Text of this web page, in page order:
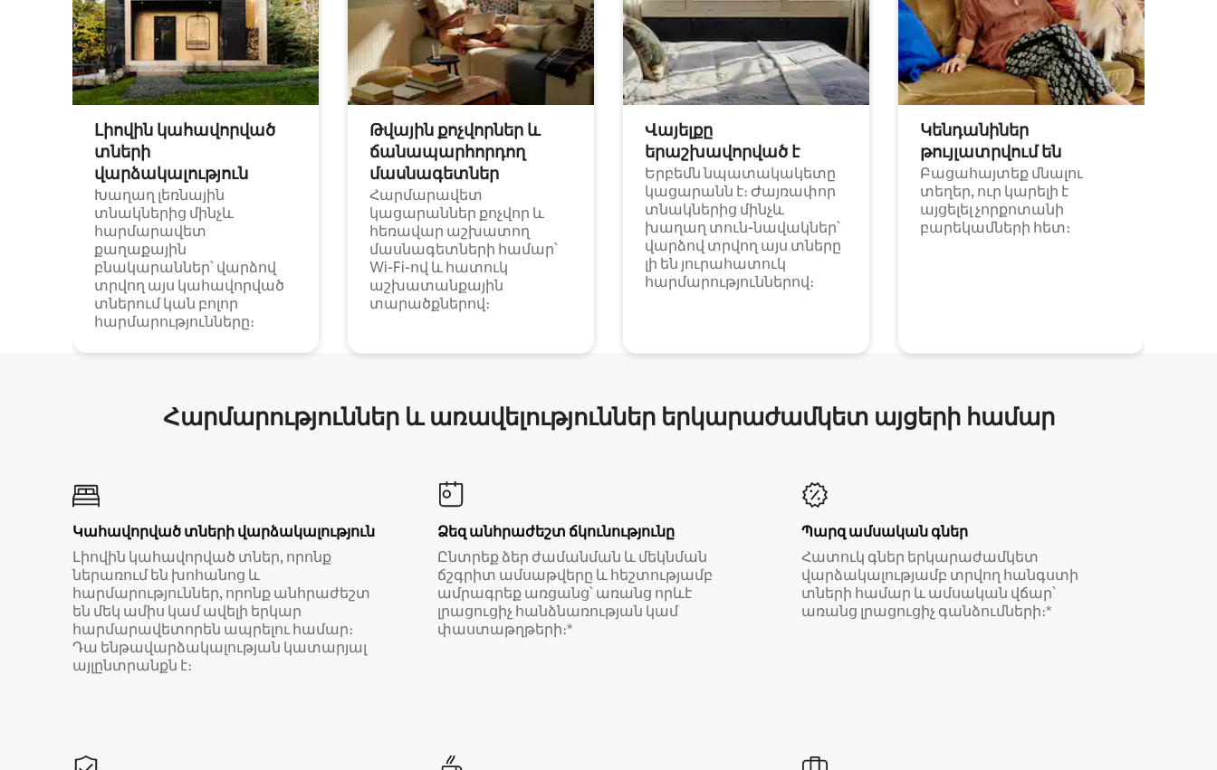
Լիովին կահավորված
տների
վարձակալություն
Խաղաղ լեռնային
տնակներից մինչև
հարմարավետ
քաղաքային
բնակարաններ՝ վարձով
տրվող այս կահավորված
տներում կան բոլոր
հարմարությունները։
Թվային քոչվորներ և
ճանապարհորդող
մասնագետներ
Հարմարավետ
կացարաններ քոչվոր և
հեռավար աշխատող
մասնագետների համար՝
Wi-Fi-ով և հատուկ
աշխատանքային
տարածքներով։
Վայելքը
երաշխավորված է
Երբեմն նպատակակետը
կացարանն է։ Ժայռափոր
տնակներից մինչև
խաղաղ տուն-նավակներ՝
վարձով տրվող այս տները
լի են յուրահատուկ
հարմարություններով։
Կենդանիներ
թույլատրվում են
Բացահայտեք մնալու
տեղեր, ուր կարելի է
այցելել չորքոտանի
բարեկամների հետ։
Հարմարություններ և առավելություններ երկարաժամկետ այցերի համար
Կահավորված տների վարձակալություն
Լիովին կահավորված տներ, որոնք
ներառում են խոհանոց և
հարմարություններ, որոնք անհրաժեշտ
են մեկ ամիս կամ ավելի երկար
հարմարավետորեն ապրելու համար։
Դա ենթավարձակալության կատարյալ
այլընտրանքն է։
Ձեզ անհրաժեշտ ճկունությունը
Ընտրեք ձեր ժամանման և մեկնման
ճշգրիտ ամսաթվերը և հեշտությամբ
ամրագրեք առցանց՝ առանց որևէ
լրացուցիչ հանձնառության կամ
փաստաթղթերի։*
Պարզ ամսական գներ
Հատուկ գներ երկարաժամկետ
վարձակալությամբ տրվող հանգստի
տների համար և ամսական վճար՝
առանց լրացուցիչ գանձումների։*